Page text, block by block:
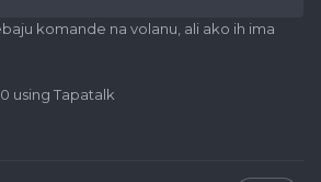
komande na volanu, ali ako ih ima
using Tapatalk